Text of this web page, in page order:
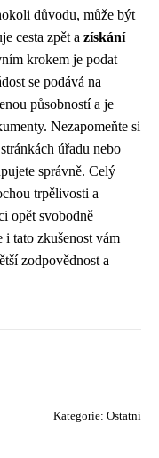
důvodu, může být
cesta zpět a získání
krokem je podat
se podává na
působností a je
Nezapomeňte si
úřadu nebo
správně. Celý
trpělivosti a
opět svobodně
i tato zkušenost vám
zodpovědnost a
Kategorie: Ostatní